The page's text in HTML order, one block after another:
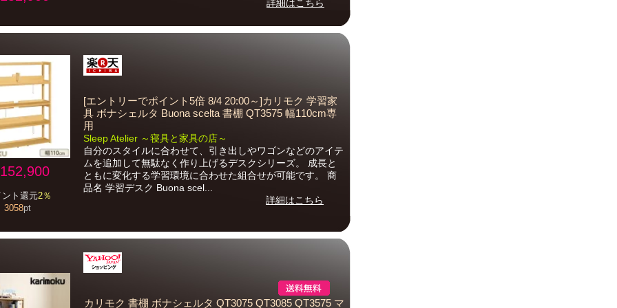
詳細はこちら
ト還元2％
3058pt
[エントリーでポイント5倍 8/4 20:00～]カリモク 学習家
具 ボナシェルタ Buona scelta 書棚 QT3575 幅110cm専
用
Sleep Atelier ～寝具と家具の店～
自分のスタイルに合わせて、引き出しやワゴンなどのアイテ
ムを追加して無駄なく作り上げるデスクシリーズ。 成長と
ともに変化する学習環境に合わせた組合せが可能です。 商
品名 学習デスク Buona scel...
詳細はこちら
カリモク 書棚 ボナシェルタ QT3075 QT3085 QT3575 マ